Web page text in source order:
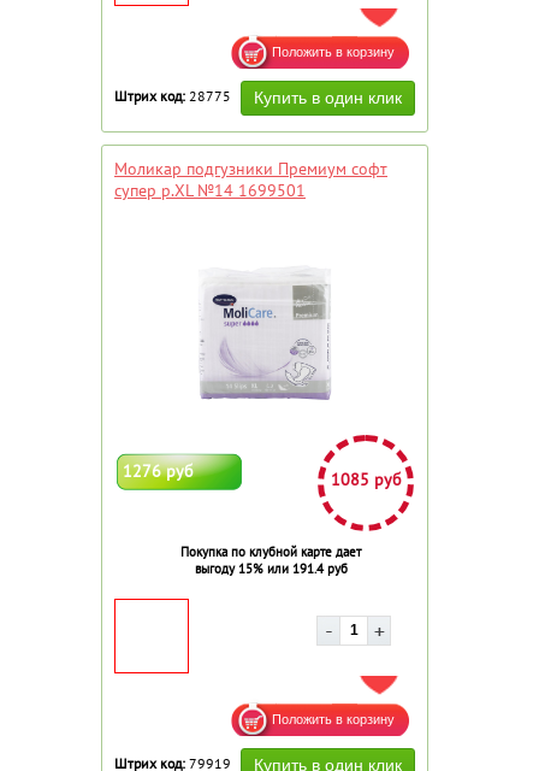
ДОБАВИТЬ В ИЗБРАННОЕ
Штрих код: 28775
Моликар подгузники Премиум софт
супер р.XL №14 1699501
1276 руб 1085 руб
Покупка по клубной карте дает
выгоду 15% или 191.4 руб
ДОБАВИТЬ В ИЗБРАННОЕ
Штрих код: 79919